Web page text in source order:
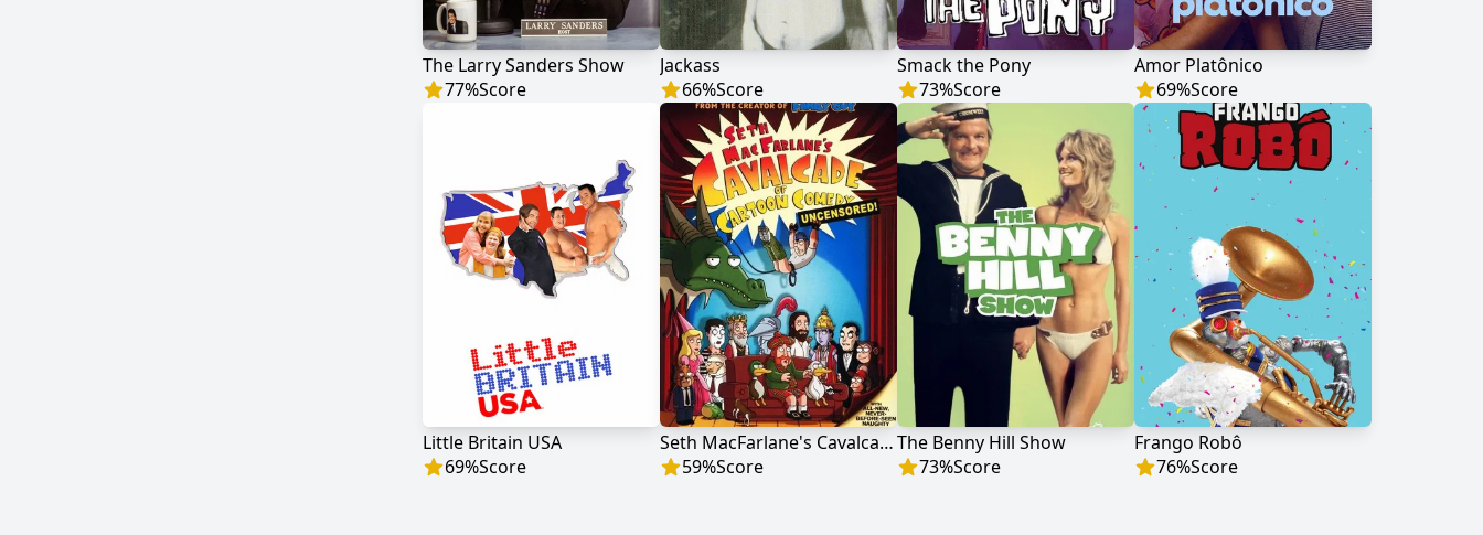
The Larry Sanders Show
77%Score
Jackass
66%Score
Smack the Pony
73%Score
Amor Platônico
69%Score
Little Britain USA
69%Score
Seth MacFarlane's Cavalcade of Cartoon Comedy
59%Score
The Benny Hill Show
73%Score
Frango Robô
76%Score